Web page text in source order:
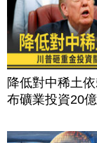
降低對中稀土
布礦業投資20